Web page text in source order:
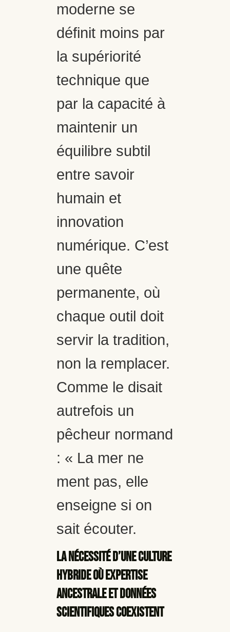
moderne se
définit moins par
la supériorité
technique que
par la capacité à
maintenir un
équilibre subtil
entre savoir
humain et
innovation
numérique. C’est
une quête
permanente, où
chaque outil doit
servir la tradition,
non la remplacer.
Comme le disait
autrefois un
pêcheur normand
: « La mer ne
ment pas, elle
enseigne si on
sait écouter.
La nécessité d’une culture
hybride où expertise
ancestrale et données
scientifiques coexistent